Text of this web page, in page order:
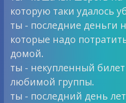
которую таки удалось
ты - последние деньги
которые надо
домой.
ты - некупленный
любимой группы.
ты - последний день